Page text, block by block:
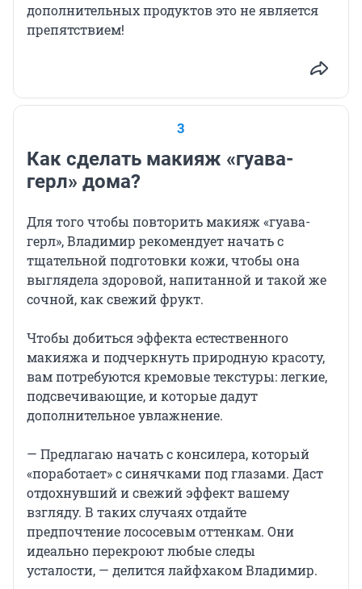
дополнительных продуктов это не является
препятствием!
3
Как сделать макияж «гуава-
герл» дома?
Для того чтобы повторить макияж «гуава-
герл», Владимир рекомендует начать с
тщательной подготовки кожи, чтобы она
выглядела здоровой, напитанной и такой же
сочной, как свежий фрукт.
Чтобы добиться эффекта естественного
макияжа и подчеркнуть природную красоту,
вам потребуются кремовые текстуры: легкие,
подсвечивающие, и которые дадут
дополнительное увлажнение.
— Предлагаю начать с консилера, который
«поработает» с синячками под глазами. Даст
отдохнувший и свежий эффект вашему
взгляду. В таких случаях отдайте
предпочтение лососевым оттенкам. Они
идеально перекроют любые следы
усталости, — делится лайфхаком Владимир.